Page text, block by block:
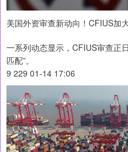
美国外资审查新动向！CFIUS加
一系列动态显示，CFIUS审查正
匹配”。
9 229 01-14 17:06